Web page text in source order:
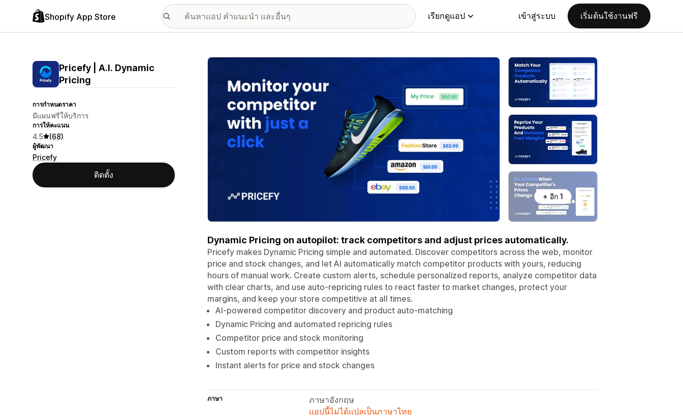
Shopify App Store เรียกดูแอป เข้าสู่ระบบ เริ่มต้นใช้งานฟรี
Pricefy | A.I. Dynamic
Pricing
การกำหนดราคา
มีแผนฟรีให้บริการ
การให้คะแนน
4.5 (68)
ผู้พัฒนา
Pricefy
ติดตั้ง
แกลเลอรีรูปภาพที่แสดง
+ อีก 1
Dynamic Pricing on autopilot: track competitors and adjust prices automatically.
Pricefy makes Dynamic Pricing simple and automated. Discover competitors across the web, monitor
price and stock changes, and let AI automatically match competitor products with yours, reducing
hours of manual work. Create custom alerts, schedule personalized reports, analyze competitor data
with clear charts, and use auto-repricing rules to react faster to market changes, protect your
margins, and keep your store competitive at all times.
AI-powered competitor discovery and product auto-matching
Dynamic Pricing and automated repricing rules
Competitor price and stock monitoring
Custom reports with competitor insights
Instant alerts for price and stock changes
ภาษา
ภาษาอังกฤษ
แอปนี้ไม่ได้แปลเป็นภาษาไทย